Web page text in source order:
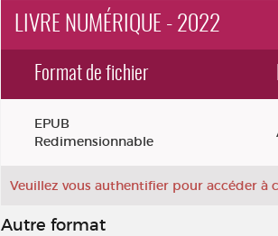
LIVRE NUMÉRIQUE - 2022
Format de fichier
EPUB
Redimensionnable
Veuillez vous authentifier pour accéder à
Autre format